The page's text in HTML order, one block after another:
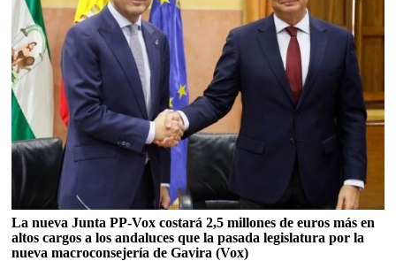
La nueva Junta PP-Vox costará 2,5 millones de euros más en
altos cargos a los andaluces que la pasada legislatura por la
nueva macroconsejería de Gavira (Vox)